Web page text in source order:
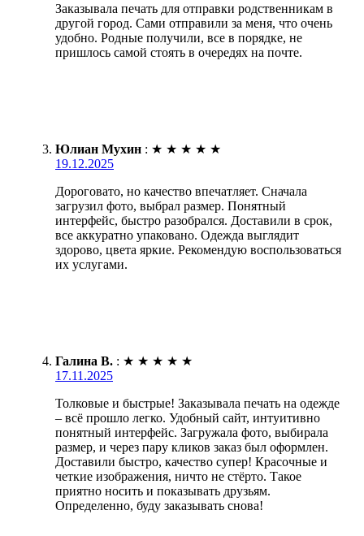
Заказывала печать для отправки родственникам в
другой город. Сами отправили за меня, что очень
удобно. Родные получили, все в порядке, не
пришлось самой стоять в очередях на почте.
Юлиан Мухин : ★ ★ ★ ★ ★
19.12.2025
Дороговато, но качество впечатляет. Сначала
загрузил фото, выбрал размер. Понятный
интерфейс, быстро разобрался. Доставили в срок,
все аккуратно упаковано. Одежда выглядит
здорово, цвета яркие. Рекомендую воспользоваться
их услугами.
Галина В. : ★ ★ ★ ★ ★
17.11.2025
Толковые и быстрые! Заказывала печать на одежде
– всё прошло легко. Удобный сайт, интуитивно
понятный интерфейс. Загружала фото, выбирала
размер, и через пару кликов заказ был оформлен.
Доставили быстро, качество супер! Красочные и
четкие изображения, ничто не стёрто. Такое
приятно носить и показывать друзьям.
Определенно, буду заказывать снова!